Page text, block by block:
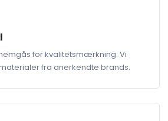
for kvalitetsmærkning. Vi
fra anerkendte brands.